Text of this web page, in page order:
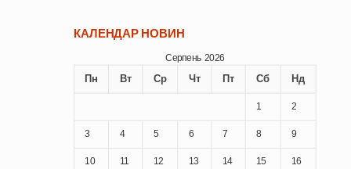
КАЛЕНДАР НОВИН
Серпень 2026
Пн Вт Ср Чт Пт Сб Нд
1 2
3 4 5 6 7 8 9
10 11 12 13 14 15 16